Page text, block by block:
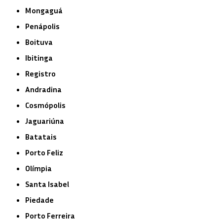
Mongaguá
Penápolis
Boituva
Ibitinga
Registro
Andradina
Cosmópolis
Jaguariúna
Batatais
Porto Feliz
Olímpia
Santa Isabel
Piedade
Porto Ferreira